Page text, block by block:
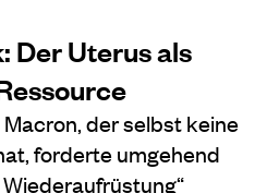
Der Uterus als
der selbst keine
forderte umgehend